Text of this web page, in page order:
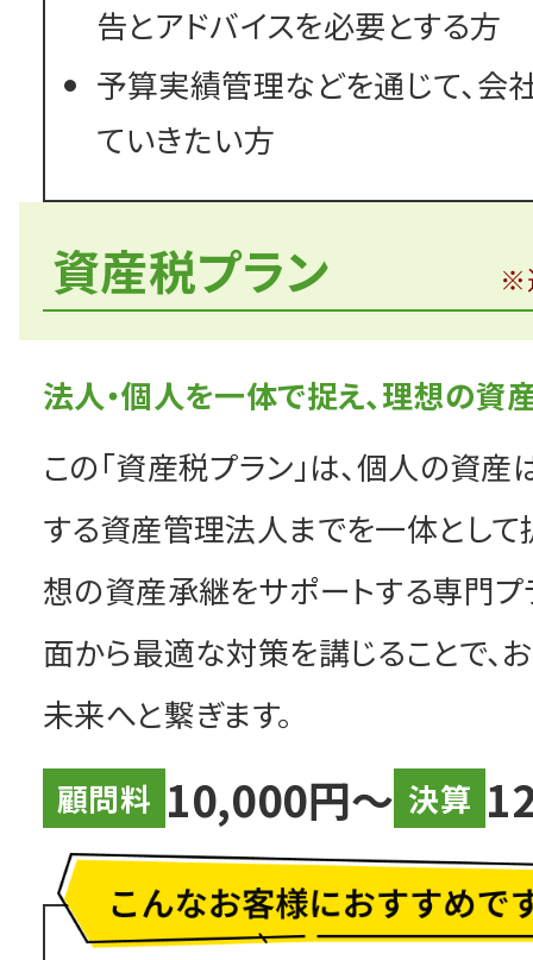
告とアドバイスを必要とする方
予算実績管理などを通じて、会
ていきたい方
資産税プラン ※
法人・個人を一体で捉え、理想の資
この「資産税プラン」は、個人の資
する資産管理法人までを一体として
想の資産承継をサポートする専門プ
面から最適な対策を講じることで、
未来へと繋ぎます。
顧問料 10,000円〜 決算